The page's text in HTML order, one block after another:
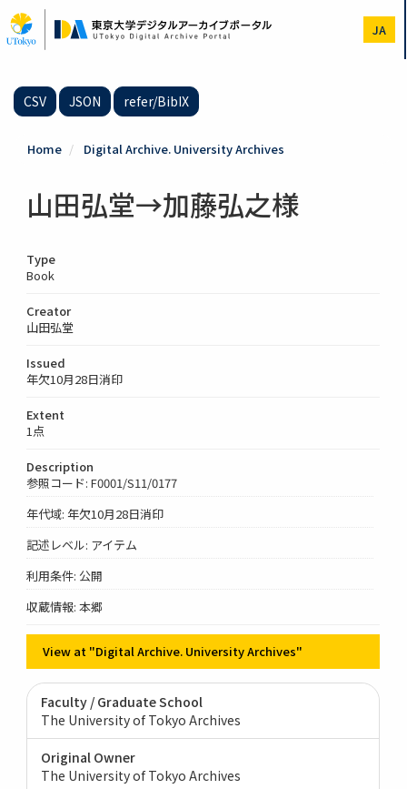
to
main
JA
CSV JSON refer/BibIX
Home Digital Archive. University Archives
山田弘堂→加藤弘之様
Type
Book
Creator
山田弘堂
Issued
年欠10月28日消印
Extent
1点
Description
参照コード: F0001/S11/0177
年代域: 年欠10月28日消印
記述レベル: アイテム
利用条件: 公開
収蔵情報: 本郷
View at "Digital Archive. University Archives"
Faculty / Graduate School
The University of Tokyo Archives
Original Owner
The University of Tokyo Archives